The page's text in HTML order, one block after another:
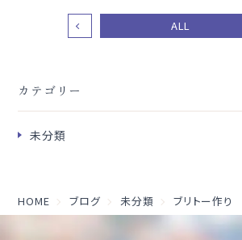
カテゴリー
未分類
ALL
HOME ブログ 未分類 ブリトー作り